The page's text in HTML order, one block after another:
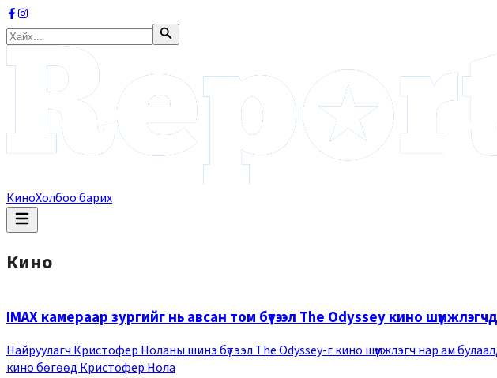
КиноХолбоо барих
Кино
IMAX камераар зургийг нь авсан том бүтээл The Odyssey кино
Найруулагч Кристофер Ноланы шинэ бүтээл The Odyssey-г кино шүүмжлэгч нар ам
кино бөгөөд Кристофер Нола